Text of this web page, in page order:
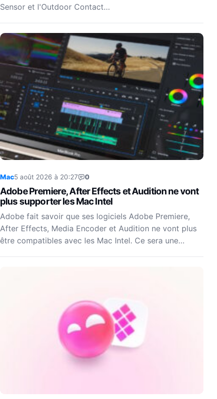
Sensor et l'Outdoor Contact…
Mac5 août 2026 à 20:27 0
Adobe Premiere, After Effects et Audition ne vont
plus supporter les Mac Intel
Adobe fait savoir que ses logiciels Adobe Premiere,
After Effects, Media Encoder et Audition ne vont plus
être compatibles avec les Mac Intel. Ce sera une…